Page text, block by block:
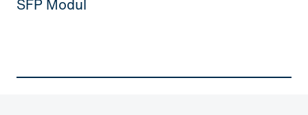
SFP Modul